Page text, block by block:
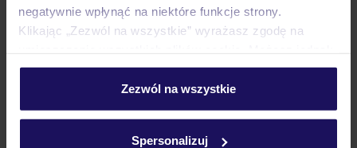
negatywnie wpłynąć na niektóre funkcje strony.
Klikając „Zezwól na wszystkie” wyrażasz zgodę na
personalizować swój wybór wchodząc w zakładkę
Szczegółowe informacje o plikach cookie znajdziesz
Zezwól na wszystkie
Spersonalizuj
Ważne informacje